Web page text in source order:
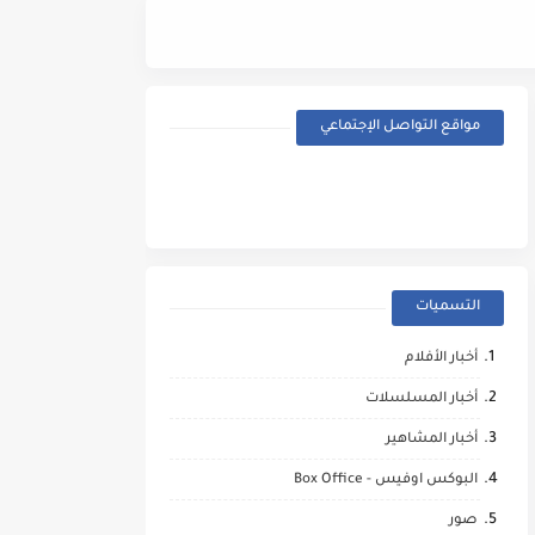
مواقع التواصل الإجتماعي
التسميات
أخبار الأفلام
أخبار المسلسلات
أخبار المشاهير
البوكس اوفيس - Box Office
صور